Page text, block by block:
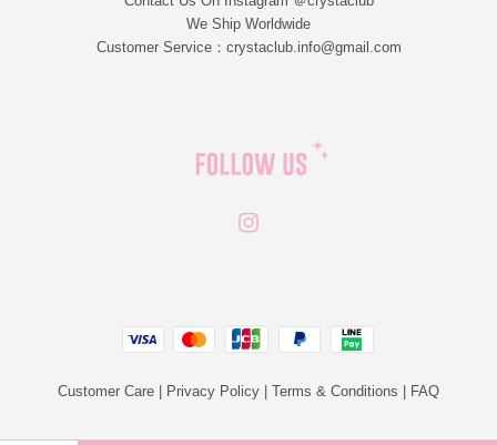
We Ship Worldwide
Customer Service：crystaclub.info@gmail.com
Visa Master JCB Paypal
Customer Care | Privacy Policy | Terms & Conditions | FAQ